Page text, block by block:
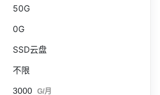
50G
0G
SSD云盘
不限
3000 G/月